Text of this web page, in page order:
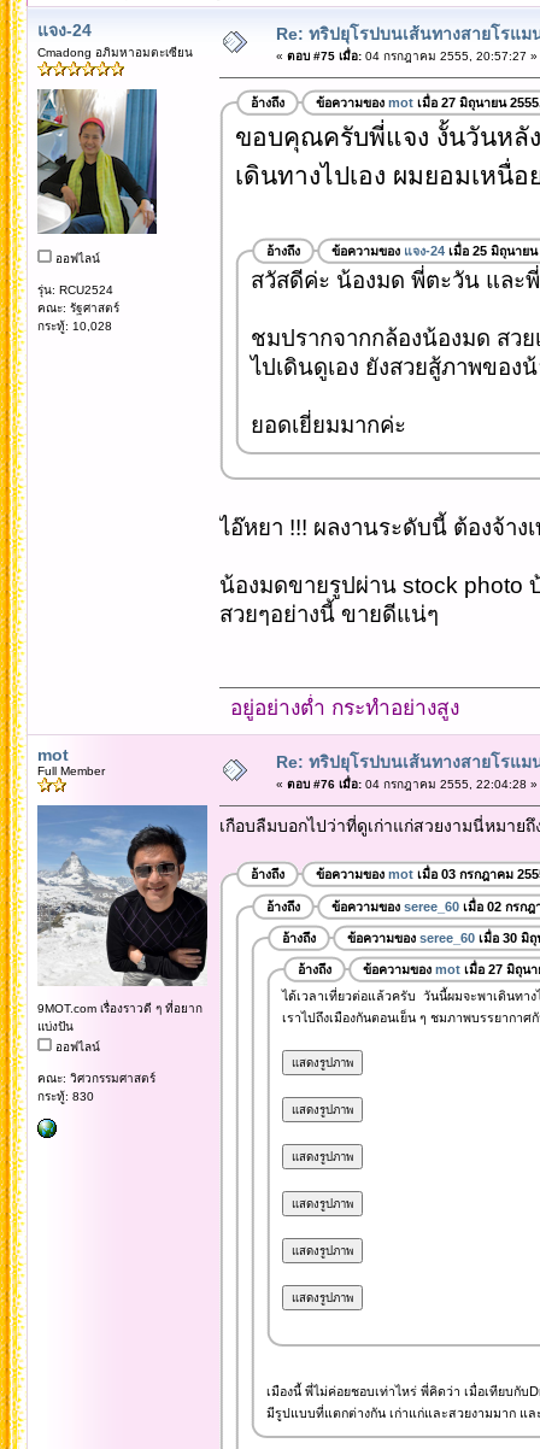
แจง-24
Cmadong อภิมหาอมตะเซียน
ออฟไลน์
รุ่น: RCU2524
คณะ: รัฐศาสตร์
กระทู้: 10,028
Re: ทริปยุโรปบนเส้นทางสายโรแม
« ตอบ #75 เมื่อ:04 กรกฎาคม 2555, 20:57:27 »
อ้างถึง ข้อความของ motเมื่อ 27 มิถุนายน
ขอบคุณครับพี่แจง งั้นวันหลั
เดินทางไปเอง ผมยอมเหนื่
อ้างถึง ข้อความของ แจง-24เมื่อ 25 มิถุนายน
สวัสดีค่ะ น้องมด พี่ตะวัน และ
ชมปรากจากกล้องน้องมด สว
ไปเดินดูเอง ยังสวยสู้ภาพของ
ยอดเยี่ยมมากค่ะ
ไอ๊หยา !!! ผลงานระดับนี้ ต้องจ้า
น้องมดขายรูปผ่าน stock photo
สวยๆอย่างนี้ ขายดีแน่ๆ
อยู่อย่างต่ำ กระทำอย่างสูง
mot
Full Member
9MOT.com เรื่องราวดี ๆ ที่อยาก
แบ่งปัน
ออฟไลน์
คณะ: วิศวกรรมศาสตร์
กระทู้: 830
Re: ทริปยุโรปบนเส้นทางสายโรแม
« ตอบ #76 เมื่อ:04 กรกฎาคม 2555, 22:04:28 »
เกือบลืมบอกไปว่าที่ดูเก่าแก่สวยงามนี่หมาย
อ้างถึง ข้อความของ motเมื่อ 03 กรกฎาคม
อ้างถึง ข้อความของ seree_60เมื่อ 02 กรกฎ
อ้างถึง ข้อความของ seree_60เมื่อ 30 มิถุ
อ้างถึง ข้อความของ motเมื่อ 27 มิถุนา
ได้เวลาเที่ยวต่อแล้วครับ วันนี้ผมจะพาเดินทา
เราไปถึงเมืองกันตอนเย็น ๆ ชมภาพบรรยากาศ
เมืองนี้ พี่ไม่ค่อยชอบเท่าไหร่ พี่คิดว่า เมื่อเทียบกับ
มีรูปแบบที่แตกต่างกัน เก่าแก่และสวยงามมาก แ